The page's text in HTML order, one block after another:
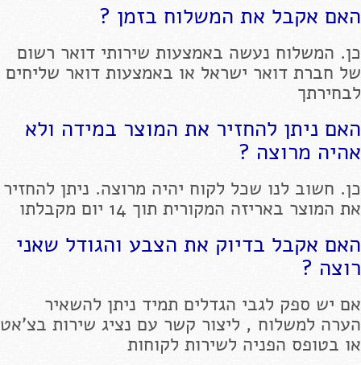
האם אקבל את המשלוח בזמן ?
כן. המשלוח נעשה באמצעות שירותי דואר רשום
של חברת דואר ישראל או באמצעות דואר שליחים
לבחירתך
האם ניתן להחזיר את המוצר במידה ולא
אהיה מרוצה ?
כן. חשוב לנו שכל לקוח יהיה מרוצה. ניתן להחזיר
את המוצר באריזה המקורית תוך 14 יום מקבלתו
האם אקבל בדיוק את הצבע והגודל שאני
רוצה ?
אם יש ספק לגבי הגדלים תמיד ניתן להשאיר
הערה למשלוח , ליצור קשר עם נציג שירות בצ'אט
או בטופס הפניה לשירות לקוחות